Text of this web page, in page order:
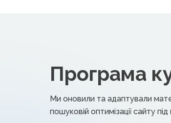
Програма
Ми оновили та адаптували
пошуковій оптимізації сайту